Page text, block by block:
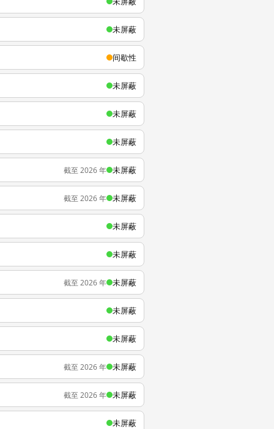
未屏蔽
间歇性
未屏蔽
未屏蔽
未屏蔽
截至 2026 年 未屏蔽
截至 2026 年 未屏蔽
未屏蔽
未屏蔽
截至 2026 年 未屏蔽
未屏蔽
未屏蔽
截至 2026 年 未屏蔽
截至 2026 年 未屏蔽
未屏蔽